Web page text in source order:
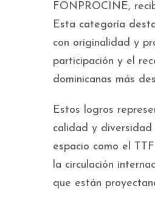
FONPROCINE,
Esta categoría
con originalidad y
participación y el
dominicanas más
Estos logros
calidad y diversidad
espacio como el
la circulación
que están